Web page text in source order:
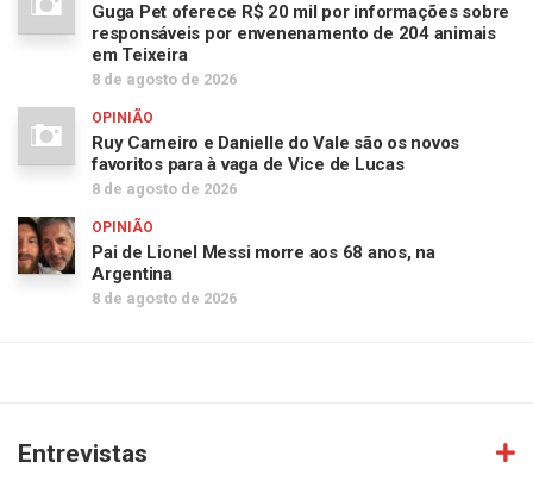
Guga Pet oferece R$ 20 mil por informações sobre
responsáveis por envenenamento de 204 animais
em Teixeira
8 de agosto de 2026
OPINIÃO
Ruy Carneiro e Danielle do Vale são os novos
favoritos para à vaga de Vice de Lucas
8 de agosto de 2026
OPINIÃO
Pai de Lionel Messi morre aos 68 anos, na
Argentina
8 de agosto de 2026
Entrevistas